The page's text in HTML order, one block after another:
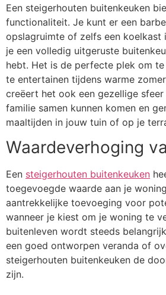
Een steigerhouten buitenkeuken
functionaliteit. Je kunt er een
opslagruimte of zelfs een koelkast
je een volledig uitgeruste
hebt. Het is de perfecte plek om
te entertainen tijdens warme
creëert het ook een gezellige
familie samen kunnen komen en
maaltijden in jouw tuin of op je
Waardeverhoging
Een steigerhouten buitenkeuken
toegevoegde waarde aan je
aantrekkelijke toevoeging voor
wanneer je kiest om je woning te
buitenleven wordt steeds
een goed ontworpen veranda of
steigerhouten buitenkeuken de
zijn.